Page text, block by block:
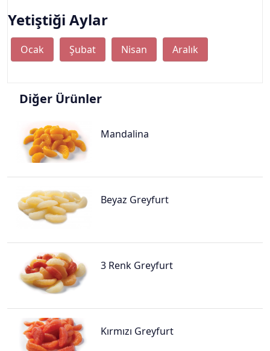
Yetiştiği Aylar
Ocak Şubat Nisan Aralık
Diğer Ürünler
Mandalina
Beyaz Greyfurt
3 Renk Greyfurt
Kırmızı Greyfurt